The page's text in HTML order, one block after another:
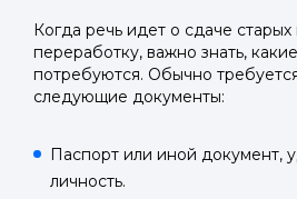
Когда речь идет о сдаче
переработку, важно знать,
потребуются. Обычно
следующие документы:
Паспорт или иной документ,
личность.